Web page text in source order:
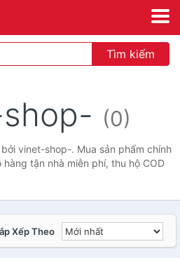
Tìm kiếm
(0)
vinet-shop-. Mua sản phẩm chính
tận nhà miễn phí, thu hộ COD
Xếp Theo